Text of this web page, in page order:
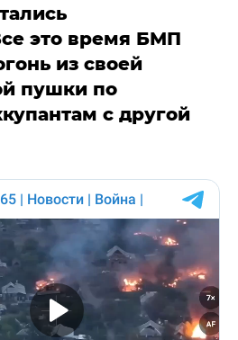
это время БМП
из своей
пушки по
с другой